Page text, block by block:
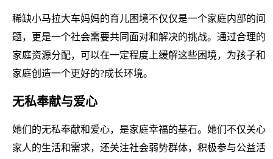
稀缺小马拉大车妈妈的育儿困境不仅仅是一个家庭内部的问
题，更是一个社会需要共同面对和解决的挑战。通过合理的
家庭资源分配，可以在一定程度上缓解这些困境，为孩子和
家庭创造一个更好的?成长环境。
无私奉献与爱心
她们的无私奉献和爱心，是家庭幸福的基石。她们不仅关心
家人的生活和需求，还关注社会弱势群体，积极参与公益活